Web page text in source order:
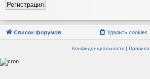
Регистрация
Список форумов Удалить cookies
Конфиденциальность| Правила